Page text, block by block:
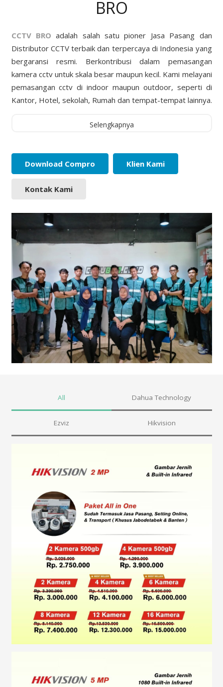
BRO
CCTV BRO adalah salah satu pioner Jasa Pasang dan
Distributor CCTV terbaik dan terpercaya di Indonesia yang
bergaransi resmi. Berkontribusi dalam pemasangan
kamera cctv untuk skala besar maupun kecil. Kami melayani
pemasangan cctv di indoor maupun outdoor, seperti di
Kantor, Hotel, sekolah, Rumah dan tempat-tempat lainnya.
Selengkapnya
Download Compro Klien Kami
Kontak Kami
All Dahua Technology
Ezviz Hikvision